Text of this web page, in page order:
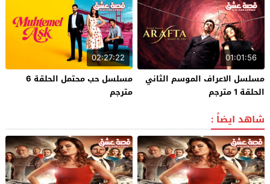
01:01:56
مسلسل الاعراف الموسم الثاني
الحلقة 1 مترجم
02:27:22
مسلسل حب محتمل الحلقة 6
مترجم
شاهد ايضاً :